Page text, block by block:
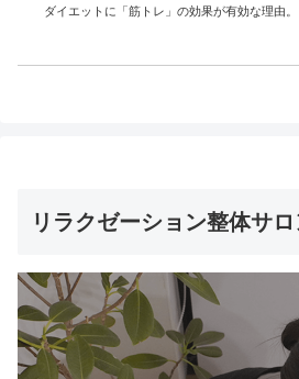
ダイエットに「筋トレ」の効果が有効な理由。
リラクゼーション整体サ